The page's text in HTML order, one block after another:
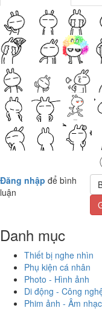
Đăng nhập để bình
luận
Danh mục
Thiết bị nghe nhìn
Phụ kiện cá nhân
Photo - Hình ảnh
Di động - Công
Phim ảnh - Âm nhạc